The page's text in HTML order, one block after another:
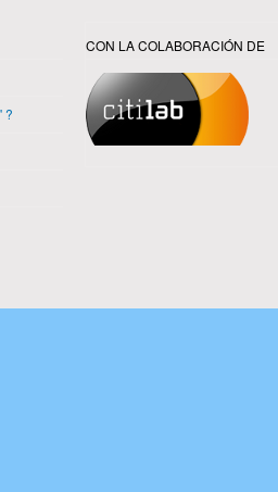
?
CON LA COLABORACIÓN DE